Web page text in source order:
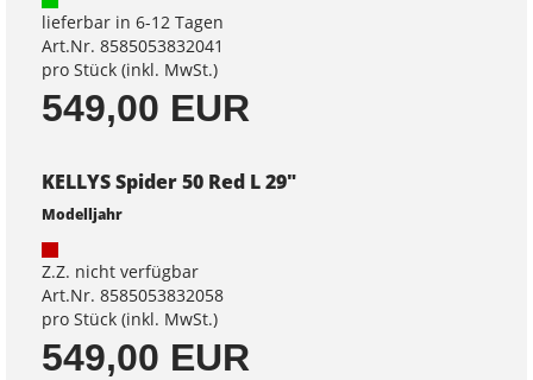
lieferbar in 6-12 Tagen
Art.Nr. 8585053832041
pro Stück (inkl. MwSt.)
549,00 EUR
KELLYS Spider 50 Red L 29"
Modelljahr
Z.Z. nicht verfügbar
Art.Nr. 8585053832058
pro Stück (inkl. MwSt.)
549,00 EUR